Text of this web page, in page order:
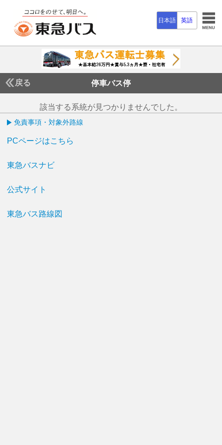
日本語 英語
戻る 停車バス停
該当する系統が見つかりませんでした。
免責事項・対象外路線
PCページはこちら
東急バスナビ
公式サイト
東急バス路線図